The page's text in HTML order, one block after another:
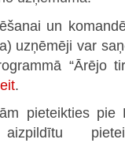
un
uzņēmēji var
“Ārējo
.
pieteikties pie